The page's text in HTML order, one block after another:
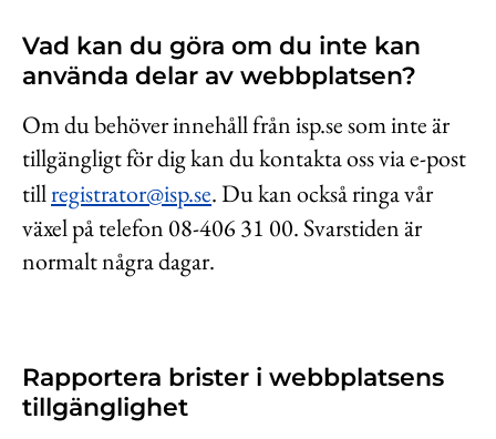
Vad kan du göra om du inte kan
använda delar av webbplatsen?
Om du behöver innehåll från isp.se som inte är
tillgängligt för dig kan du kontakta oss via e-post
tillregistrator@isp.se. Du kan också ringa vår
växel på telefon 08-406 31 00. Svarstiden är
normalt några dagar.
Rapportera brister i webbplatsens
tillgänglighet